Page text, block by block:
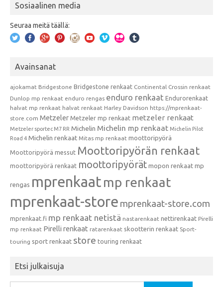
Sosiaalinen media
Seuraa meitä täällä:
Avainsanat
ajokamat Bridgestone Bridgestone renkaat Continental Crossin renkaat
Dunlop mp renkaat enduro rengas enduro renkaat Endurorenkaat
halvat mp renkaat halvat renkaat Harley Davidson https://mprenkaat-
store.com Metzeler Metzeler mp renkaat metzeler renkaat
Metzeler sportec M7 RR Michelin Michelin mp renkaat Michelin Pilot
Road 4 Michelin renkaat Mitas mp renkaat moottoripyörä
Moottoripyörä messut Moottoripyörän renkaat
moottoripyörä renkaat moottoripyörät mopon renkaat mp
rengas mprenkaat mp renkaat
mprenkaat-store mprenkaat-store.com
mprenkaat.fi mp renkaat netistä nastarenkaat nettirenkaat Pirelli
mp renkaat Pirelli renkaat ratarenkaat skootterin renkaat Sport-
touring sport renkaat store touring renkaat
Etsi julkaisuja